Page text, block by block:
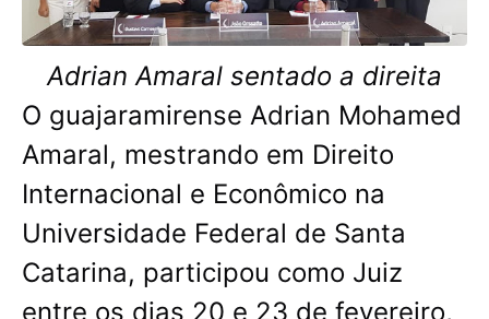
Adrian Amaral sentado a direita
O guajaramirense Adrian Mohamed
Amaral, mestrando em Direito
Internacional e Econômico na
Universidade Federal de Santa
Catarina, participou como Juiz
entre os dias 20 e 23 de fevereiro,